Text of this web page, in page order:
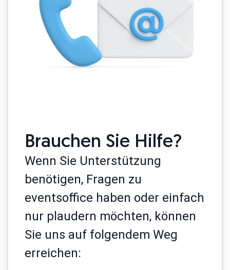
Brauchen Sie Hilfe?
Wenn Sie Unterstützung
benötigen, Fragen zu
eventsoffice haben oder einfach
nur plaudern möchten, können
Sie uns auf folgendem Weg
erreichen: